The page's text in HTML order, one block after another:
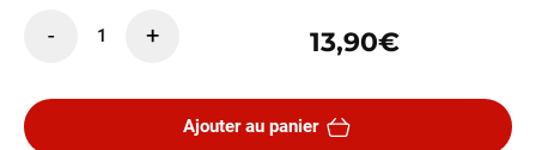
- 1 + 13,90€
Ajouter au panier